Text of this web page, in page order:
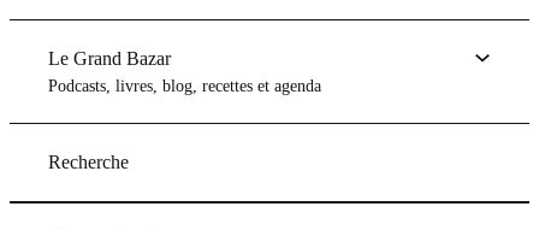
Le Grand Bazar
Podcasts, livres, blog, recettes et agenda
Recherche